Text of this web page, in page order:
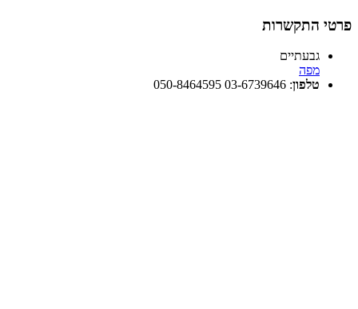
פרטי התקשרות
גבעתיים
מפה
טלפון:
03-6739646 050-8464595